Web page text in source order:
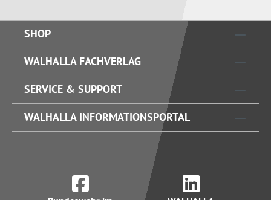
SHOP
WALHALLA FACHVERLAG
SERVICE & SUPPORT
WALHALLA INFORMATIONSPORTAL